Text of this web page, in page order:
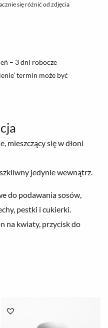
się różnić od zdjęcia
– 3 dni robocze
termin może być
mieszczący się w dłoni
jedynie wewnątrz.
do podawania sosów,
pestki i cukierki.
na kwiaty, przycisk do